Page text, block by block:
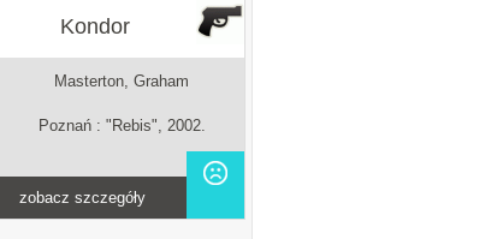
Kondor
Masterton, Graham
Poznań : "Rebis", 2002.
zobacz szczegóły